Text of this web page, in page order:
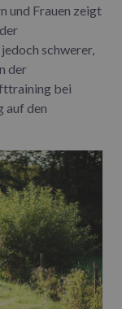
und Frauen zeigt
schwerer,
der
bei
auf den